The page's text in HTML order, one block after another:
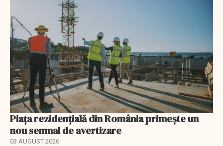
Piața rezidențială din România primește un
nou semnal de avertizare
03 AUGUST 2026